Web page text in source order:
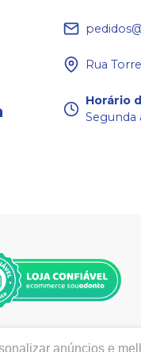
Rua
Horário
Segunda
reservados |
anúncios e